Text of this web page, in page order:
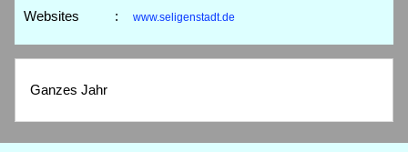
Websites : www.seligenstadt.de
Ganzes Jahr